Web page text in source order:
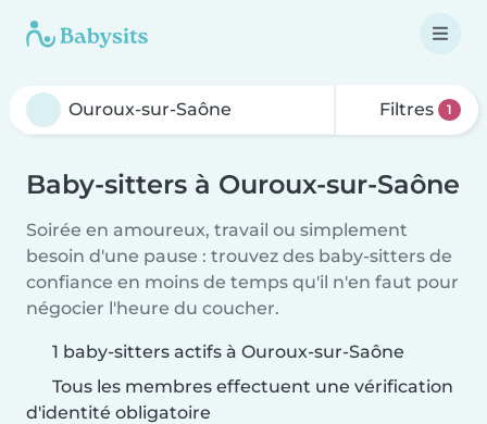
Filtres 1
Baby-sitters à Ouroux-sur-Saône
Soirée en amoureux, travail ou simplement
besoin d'une pause : trouvez des baby-sitters de
confiance en moins de temps qu'il n'en faut pour
négocier l'heure du coucher.
1 baby-sitters actifs à Ouroux-sur-Saône
Tous les membres effectuent une vérification
d'identité obligatoire